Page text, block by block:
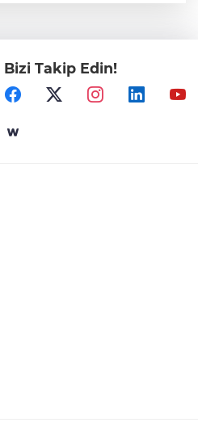
Alaçam'a yeni yaşam alanı
onlarca uygulamanın
Bizi Takip Edin!